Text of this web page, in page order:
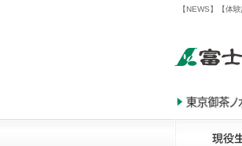
【NEWS】【体